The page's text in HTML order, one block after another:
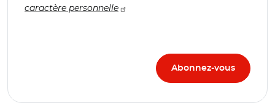
caractère personnelle